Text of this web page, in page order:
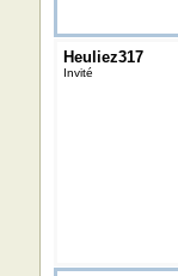
Heuliez317
Invité